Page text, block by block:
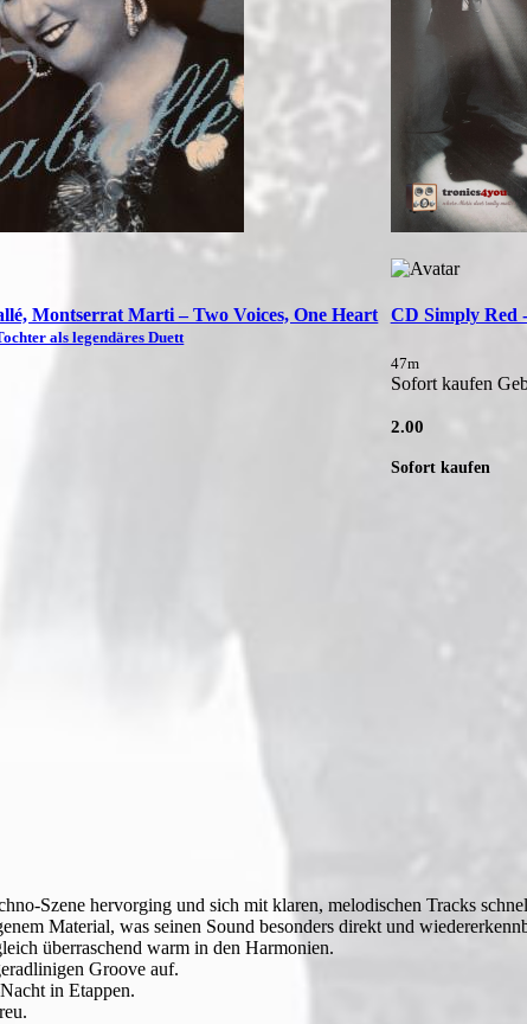
Montserrat Marti – Two Voices, One Heart
als legendäres Duett
CD Simply Red
47m
Sofort kaufen
2.00
Sofort kaufen
Szene hervorging und sich mit klaren, melodischen Tracks
Material, was seinen Sound besonders direkt und
überraschend warm in den Harmonien.
Groove auf.
in Etappen.